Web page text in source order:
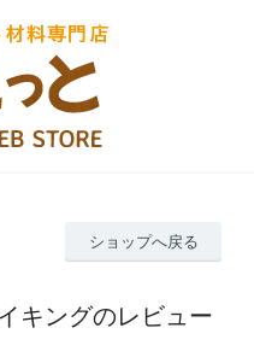
ショップへ戻る
キングのレビュー